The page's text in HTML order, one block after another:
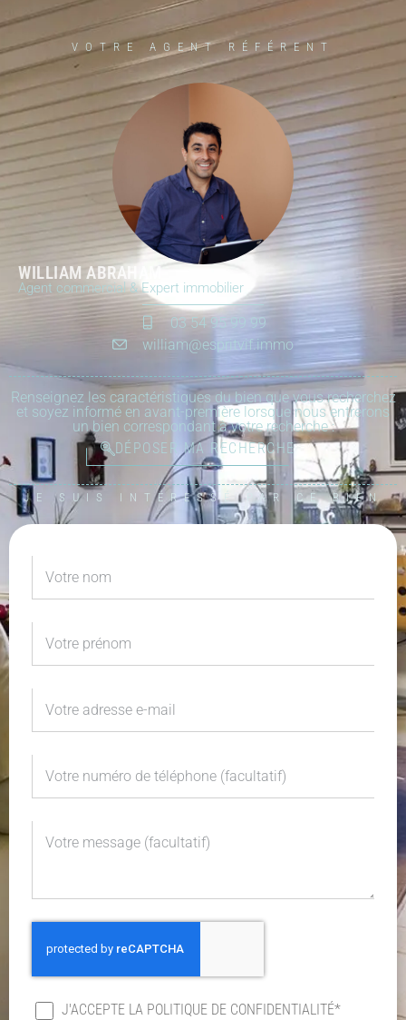
VOTRE AGENT RÉFÉRENT
WILLIAM ABRAHAM
Agent commercial & Expert immobilier
03 54 95 99 99
william@espritvif.immo
Renseignez les caractéristiques du bien que vous recherchez
et soyez informé en avant-première lorsque nous entrerons
un bien correspondant à votre recherche :
DÉPOSER MA RECHERCHE
JE SUIS INTÉRESSÉ PAR CE BIEN
J'ACCEPTE LA POLITIQUE DE CONFIDENTIALITÉ*